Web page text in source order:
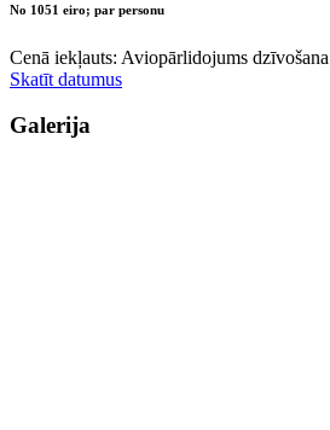
No 1051 eiro; par personu
Cenā iekļauts: Aviopārlidojums
Skatīt datumus
Galerija